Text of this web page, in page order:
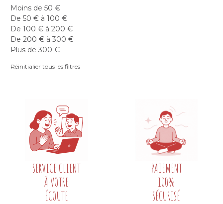
Moins de 50 €
De 50 € à 100 €
De 100 € à 200 €
De 200 € à 300 €
Plus de 300 €
Réinitialier tous les filtres
SERVICE CLIENT
À VOTRE
ÉCOUTE
PAIEMENT
100%
SÉCURISÉ